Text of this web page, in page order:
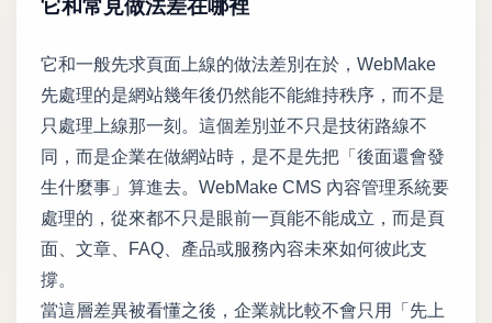
它和常見做法差在哪裡
它和一般先求頁面上線的做法差別在於，WebMake
先處理的是網站幾年後仍然能不能維持秩序，而不是
只處理上線那一刻。這個差別並不只是技術路線不
同，而是企業在做網站時，是不是先把「後面還會發
生什麼事」算進去。WebMake CMS 內容管理系統要
處理的，從來都不只是眼前一頁能不能成立，而是頁
面、文章、FAQ、產品或服務內容未來如何彼此支
撐。
當這層差異被看懂之後，企業就比較不會只用「先上